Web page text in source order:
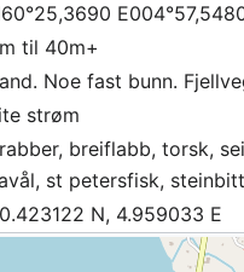
til 40m+
Noe fast bunn.
strøm
breiflabb, torsk,
st petersfisk, steinbitt
N, 4.959033 E